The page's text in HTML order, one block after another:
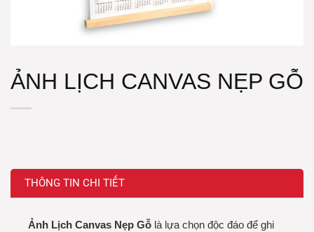
ẢNH LỊCH CANVAS NẸP GỖ
THÔNG TIN CHI TIẾT
Ảnh Lịch Canvas Nẹp Gỗ là lựa chọn độc đáo để ghi